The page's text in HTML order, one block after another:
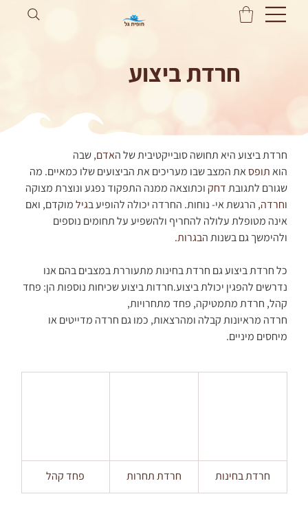
חרדת ביצוע
חרדת ביצוע היא תחושה סובייקטיבית של האדם, שבה
הוא תופס את המצב שבו מעריכים את הביצועים שלו כמאיים. מה
שגורם לתגובת דחק וכתוצאה ממנה התפקוד נפגע ונוצרת מצוקה
וחרדה, הרגשת אי- נוחות. החרדה יכולה להופיע בגיל מוקדם, ואם
אינה מטופלת עלולה להחריף ולהשפיע על תחומים נוספים
ולהימשך גם בשנות הבגרות.
כל חרדת ביצוע גם חרדת בחינות מתעוררת במצבים בהם אנו
נדרשים להפגין יכולת ביצוע.חרדות ביצוע שכיחות נוספות הן: פחד
קהל, חרדת מתמטיקה, פחד מתחרויות,
חרדה מראיונות קבלה ומהרצאות, כמו גם חרדה מדייטים או
מיחסים מיניים.
חרדת בחינות חרדת תחרות פחד קהל